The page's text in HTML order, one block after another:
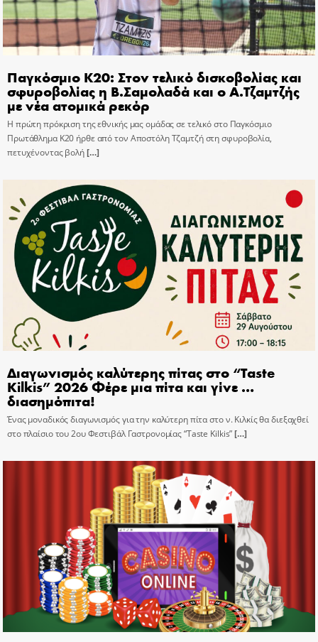
Παγκόσμιο Κ20: Στον τελικό δισκοβολίας και
σφυροβολίας η Β.Σαμολαδά και ο Α.Τζαμτζής
με νέα ατομικά ρεκόρ
Η πρώτη πρόκριση της εθνικής μας ομάδας σε τελικό στο Παγκόσμιο
Πρωτάθλημα Κ20 ήρθε από τον Αποστόλη Τζαμτζή στη σφυροβολία,
πετυχένοντας βολή[…]
Διαγωνισμός καλύτερης πίτας στο “Taste
Kilkis” 2026 Φέρε μια πίτα και γίνε …
διασημόπιτα!
Ένας μοναδικός διαγωνισμός για την καλύτερη πίτα στο ν. Κιλκίς θα διεξαχθεί
στο πλαίσιο του 2ου Φεστιβάλ Γαστρονομίας “Taste Kilkis”[…]